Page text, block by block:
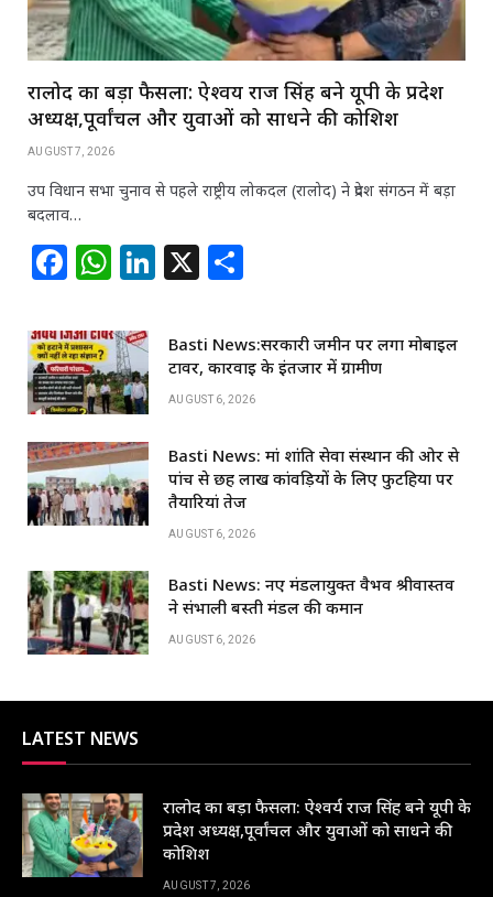
रालोद का बड़ा फैसला: ऐश्वर्य राज सिंह बने यूपी के प्रदेश
अध्यक्ष,पूर्वांचल और युवाओं को साधने की कोशिश
AUGUST 7, 2026
उप विधान सभा चुनाव से पहले राष्ट्रीय लोकदल (रालोद) ने प्रदेश संगठन में बड़ा
बदलाव…
F
c
e
b
o
o
k
W
at
s
A
p
p
Li
k
e
dI
n
X
ar
e
Basti News:सरकारी जमीन पर लगा मोबाइल
टावर, कार्रवाई के इंतजार में ग्रामीण
AUGUST 6, 2026
Basti News: मां शांति सेवा संस्थान की ओर से
पांच से छह लाख कांवड़ियों के लिए फुटहिया पर
तैयारियां तेज
AUGUST 6, 2026
Basti News: नए मंडलायुक्त वैभव श्रीवास्तव
ने संभाली बस्ती मंडल की कमान
AUGUST 6, 2026
LATEST NEWS
रालोद का बड़ा फैसला: ऐश्वर्य राज सिंह बने यूपी के
प्रदेश अध्यक्ष,पूर्वांचल और युवाओं को साधने की
कोशिश
AUGUST 7, 2026